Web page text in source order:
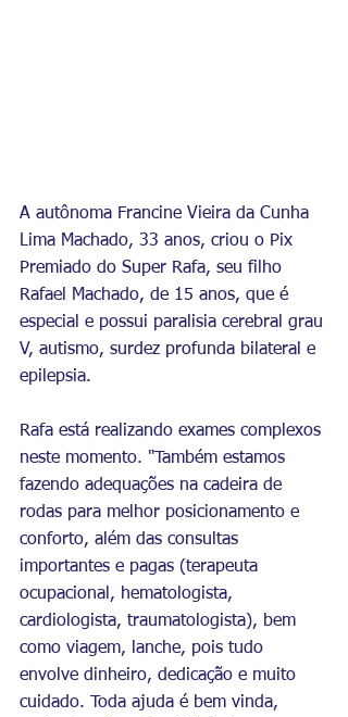
A autônoma Francine Vieira da Cunha
Lima Machado, 33 anos, criou o Pix
Premiado do Super Rafa, seu filho
Rafael Machado, de 15 anos, que é
especial e possui paralisia cerebral grau
V, autismo, surdez profunda bilateral e
epilepsia.
Rafa está realizando exames complexos
neste momento. "Também estamos
fazendo adequações na cadeira de
rodas para melhor posicionamento e
conforto, além das consultas
importantes e pagas (terapeuta
ocupacional, hematologista,
cardiologista, traumatologista), bem
como viagem, lanche, pois tudo
envolve dinheiro, dedicação e muito
cuidado. Toda ajuda é bem vinda,